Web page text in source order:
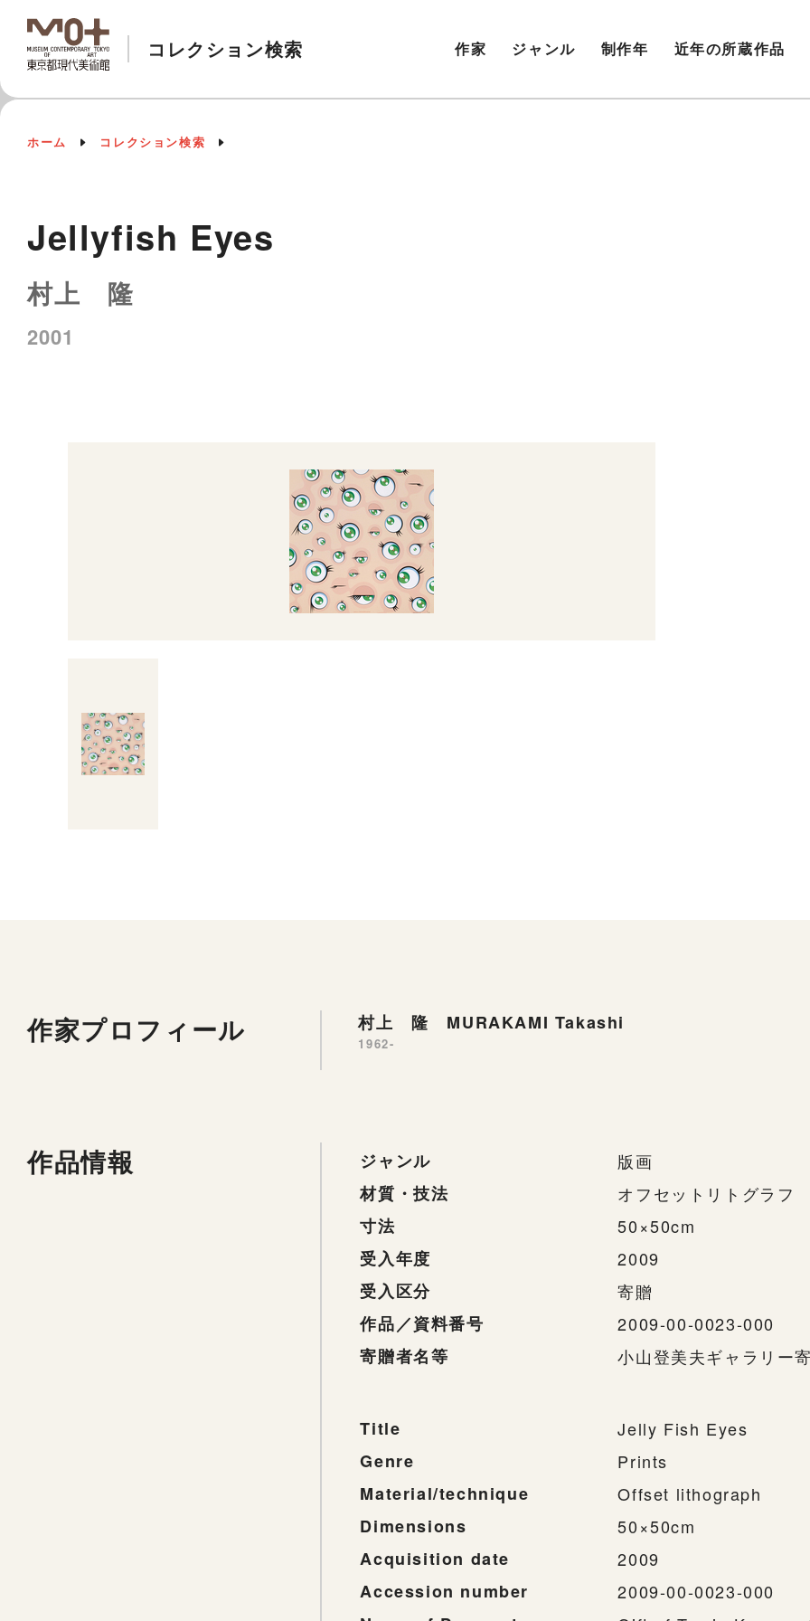
コレクション検索 作家 ジャンル 制作年 近年の所蔵作品
ホーム コレクション検索
Jellyfish Eyes
村上 隆
2001
作家プロフィール 村上 隆 MURAKAMI Takashi
1962-
作品情報 ジャンル
版画
材質・技法
オフセットリトグラフ
寸法
50×50cm
受入年度
2009
受入区分
寄贈
作品／資料番号
2009-00-0023-000
寄贈者名等
小山登美夫ギャラリー
Title
Jelly Fish Eyes
Genre
Prints
Material/technique
Offset lithograph
Dimensions
50×50cm
Acquisition date
2009
Accession number
2009-00-0023-000